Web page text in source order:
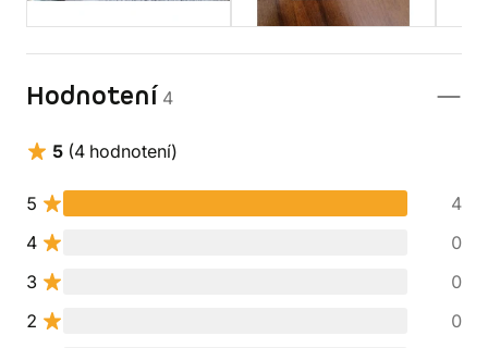
Hodnotení 4
5 (4 hodnotení)
5
4
4
0
3
0
2
0